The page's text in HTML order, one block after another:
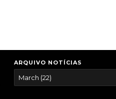
ARQUIVO NOTÍCIAS